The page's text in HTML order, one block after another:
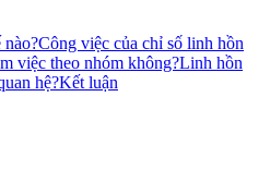
Công việc của chỉ số linh hồn
việc theo nhóm không?Linh hồn
hệ?Kết luận